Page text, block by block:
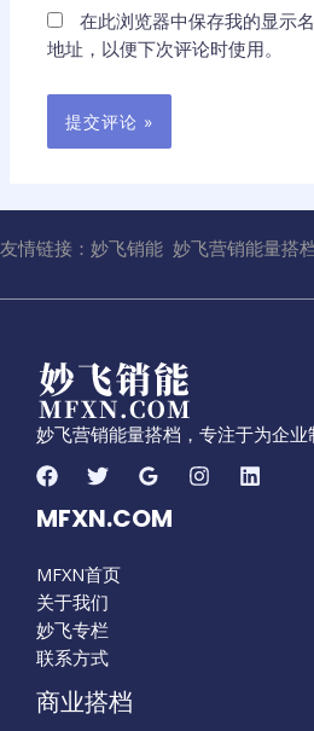
在此浏览器中保存我的显示
地址，以便下次评论时使用。
友情链接： 妙飞销能 妙飞营销能量搭
妙飞营销能量搭档，专注于为企业
MFXN.COM
MFXN首页
关于我们
妙飞专栏
联系方式
商业搭档